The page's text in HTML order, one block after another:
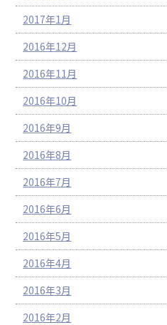
2017年1月
2016年12月
2016年11月
2016年10月
2016年9月
2016年8月
2016年7月
2016年6月
2016年5月
2016年4月
2016年3月
2016年2月